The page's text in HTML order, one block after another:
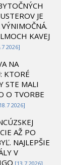
JE
KAVEJ
2026]
NA
KTORÉ
STE MALI
O TVORBE
2026]
AŽ PO
NAJLEPŠIE
V
[13.7 2026]